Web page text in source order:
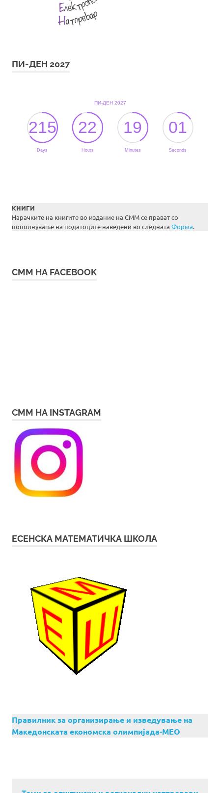
ПИ-ДЕН 2027
КНИГИ
Нарачките на книгите во издание на СММ се прават со
пополнување на податоците наведени во следната Форма.
СММ НА FACEBOOK
СММ НА INSTAGRAM
ЕСЕНСКА МАТЕМАТИЧКА ШКОЛА
Правилник за организирање и изведување на
Македонската економска олимпијада-МЕО